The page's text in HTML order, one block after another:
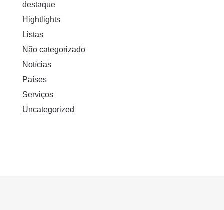
destaque
Hightlights
Listas
Não categorizado
Notícias
Países
Serviços
Uncategorized